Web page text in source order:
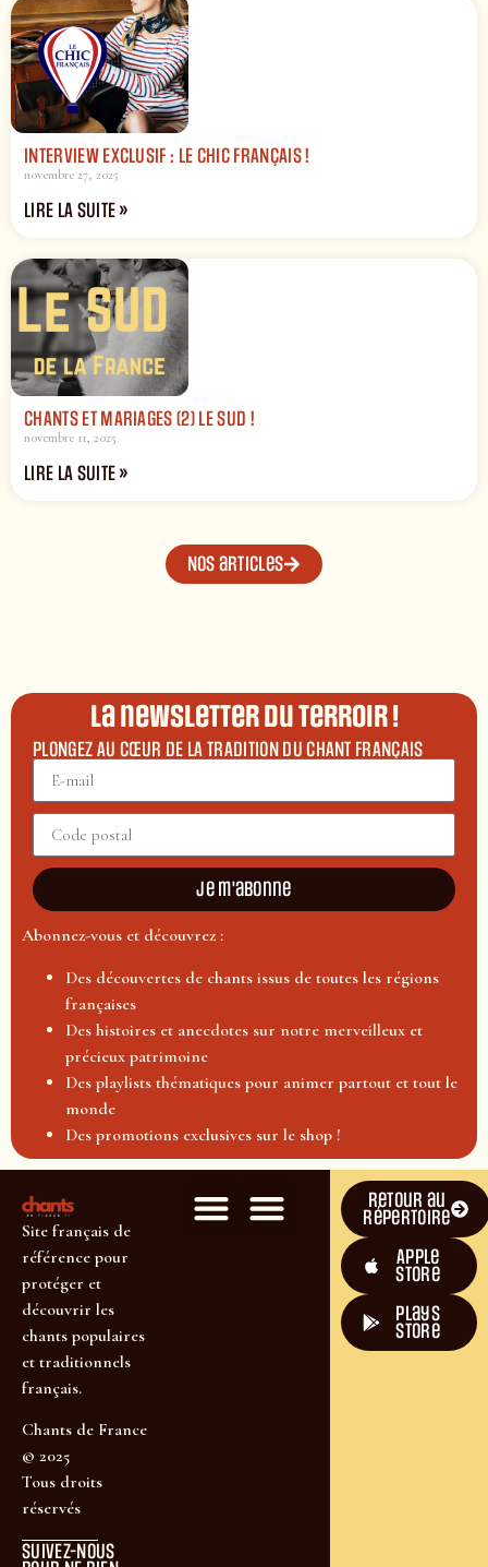
INTERVIEW EXCLUSIF : LE CHIC FRANÇAIS !
novembre 27, 2025
LIRE LA SUITE »
CHANTS ET MARIAGES (2) LE SUD !
novembre 11, 2025
LIRE LA SUITE »
Nos articles
La newsletter du terroir !
PLONGEZ AU CŒUR DE LA TRADITION DU CHANT FRANÇAIS
Je m'abonne
Abonnez-vous et découvrez :
Des découvertes de chants issus de toutes les régions
françaises
Des histoires et anecdotes sur notre merveilleux et
précieux patrimoine
Des playlists thématiques pour animer partout et tout le
monde
Des promotions exclusives sur le shop !
Site français de
référence pour
protéger et
découvrir les
chants populaires
et traditionnels
français.
Chants de France
© 2025
Tous droits
réservés
SUIVEZ-NOUS
Retour au
répertoire
Apple
Store
plays
store